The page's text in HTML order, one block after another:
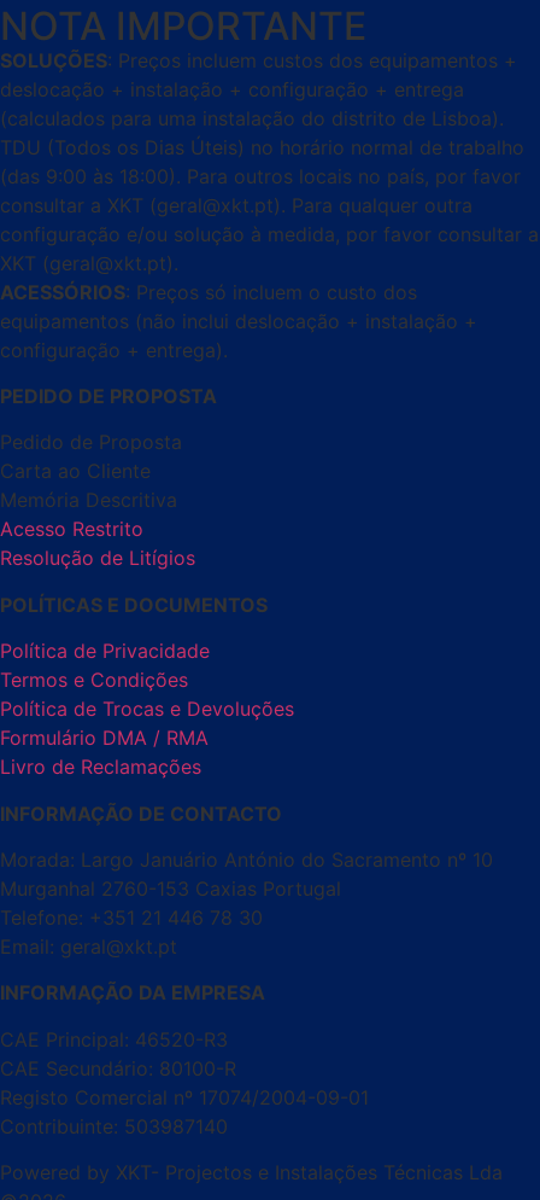
NOTA IMPORTANTE
SOLUÇÕES: Preços incluem custos dos equipamentos +
deslocação + instalação + configuração + entrega
(calculados para uma instalação do distrito de Lisboa).
TDU (Todos os Dias Úteis) no horário normal de trabalho
(das 9:00 às 18:00). Para outros locais no país, por favor
consultar a XKT (geral@xkt.pt). Para qualquer outra
configuração e/ou solução à medida, por favor consultar a
XKT (geral@xkt.pt).
ACESSÓRIOS: Preços só incluem o custo dos
equipamentos (não inclui deslocação + instalação +
configuração + entrega).
PEDIDO DE PROPOSTA
Pedido de Proposta
Carta ao Cliente
Memória Descritiva
Acesso Restrito
Resolução de Litígios
POLÍTICAS E DOCUMENTOS
Política de Privacidade
Termos e Condições
Política de Trocas e Devoluções
Formulário DMA / RMA
Livro de Reclamações
INFORMAÇÃO DE CONTACTO
Morada: Largo Januário António do Sacramento nº 10
Murganhal 2760-153 Caxias Portugal
Telefone: +351 21 446 78 30
Email: geral@xkt.pt
INFORMAÇÃO DA EMPRESA
CAE Principal: 46520-R3
CAE Secundário: 80100-R
Registo Comercial nº 17074/2004-09-01
Contribuinte: 503987140
Powered by XKT- Projectos e Instalações Técnicas Lda